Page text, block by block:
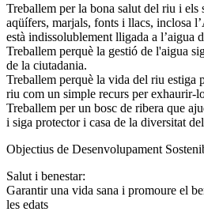
Treballem per la bona salut del riu i els
aqüífers, marjals, fonts i llacs, inclosa
està indissolublement lligada a l’aigua
Treballem perquè la gestió de l'aigua
de la ciutadania.
Treballem perquè la vida del riu estiga
riu com un simple recurs per exhaurir-
Treballem per un bosc de ribera que
i siga protector i casa de la diversitat
Objectius de Desenvolupament
Salut i benestar:
Garantir una vida sana i promoure el
les edats